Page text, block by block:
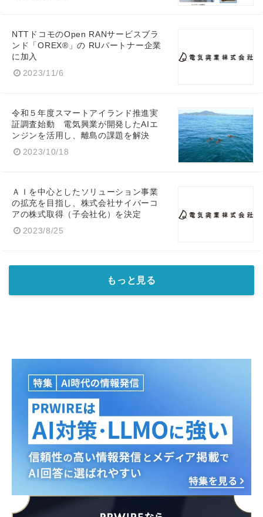
NTTドコモのOpen RANサービスブラ
ンド「OREX®」の RUパートナー企業
に加入
2023/11/6
令和５年度スマートアイランド推進実
証調査始動 電気興業が開発したAIエ
ンジンを活用し、離島の課題を解決
2023/10/18
ＡＩを中心としたソリューション事業
の拡充を目指し、株式会社サイバーコ
アの株式取得（子会社化）を決定
2023/8/25
もっと見る